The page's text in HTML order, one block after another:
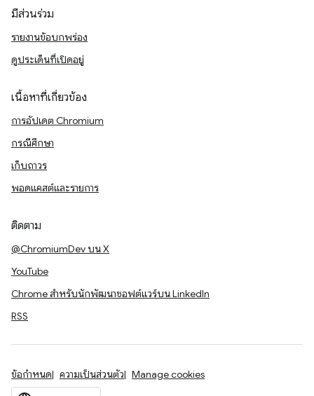
มีส่วนร่วม
รายงานข้อบกพร่อง
ดูประเด็นที่เปิดอยู่
เนื้อหาที่เกี่ยวข้อง
การอัปเดต Chromium
กรณีศึกษา
เก็บถาวร
พอดแคสต์และรายการ
ติดตาม
@ChromiumDev บน X
YouTube
Chrome สำหรับนักพัฒนาซอฟต์แวร์บน LinkedIn
RSS
ข้อกำหนด ความเป็นส่วนตัว Manage cookies